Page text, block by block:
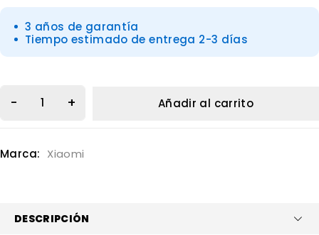
3 años de garantía
Tiempo estimado de entrega 2-3 días
Añadir al carrito
Marca: Xiaomi
DESCRIPCIÓN